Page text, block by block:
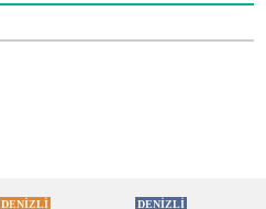
DENİZLİ DENİZLİ